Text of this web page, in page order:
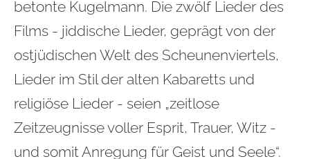
betonte Kugelmann. Die zwölf Lieder des
Films - jiddische Lieder, geprägt von der
ostjüdischen Welt des Scheunenviertels,
Lieder im Stil der alten Kabaretts und
religiöse Lieder - seien „zeitlose
Zeitzeugnisse voller Esprit, Trauer, Witz -
und somit Anregung für Geist und Seele“.